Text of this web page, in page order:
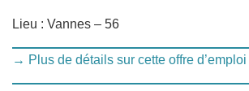
Lieu : Vannes – 56
→ Plus de détails sur cette offre d’emploi